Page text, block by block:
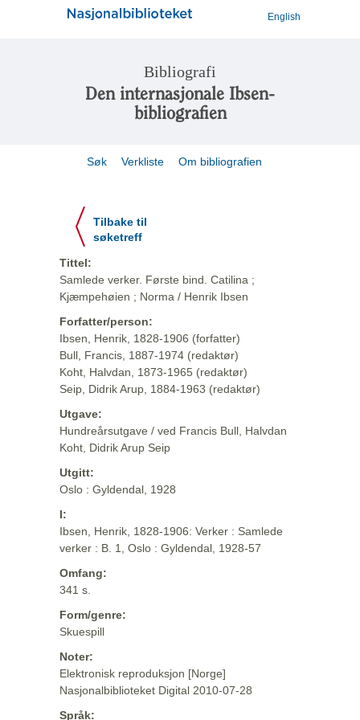
English
Bibliografi
Den internasjonale Ibsen-
bibliografien
Søk Verkliste Om bibliografien
Tilbake til
søketreff
Tittel:
Samlede verker. Første bind. Catilina ;
Kjæmpehøien ; Norma / Henrik Ibsen
Forfatter/person:
Ibsen, Henrik, 1828-1906 (forfatter)
Bull, Francis, 1887-1974 (redaktør)
Koht, Halvdan, 1873-1965 (redaktør)
Seip, Didrik Arup, 1884-1963 (redaktør)
Utgave:
Hundreårsutgave / ved Francis Bull, Halvdan
Koht, Didrik Arup Seip
Utgitt:
Oslo : Gyldendal, 1928
I:
Ibsen, Henrik, 1828-1906: Verker : Samlede
verker : B. 1, Oslo : Gyldendal, 1928-57
Omfang:
341 s.
Form/genre:
Skuespill
Noter:
Elektronisk reproduksjon [Norge]
Nasjonalbiblioteket Digital 2010-07-28
Språk: